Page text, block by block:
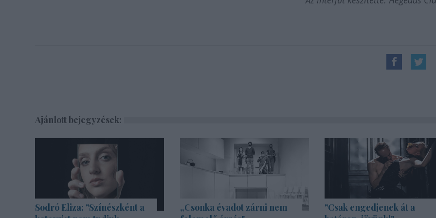
Ajánlott bejegyzések:
Sodró Eliza: "Színészként a
„Csonka évadot zárni nem
"Csak engedjenek át a